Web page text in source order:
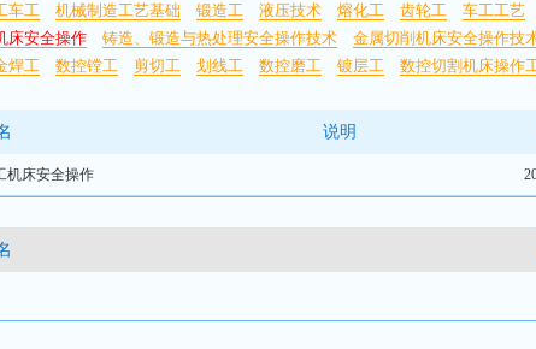
车工
机械制造工艺基础 锻造工 液压技术 熔化工 齿轮工 车工工艺
床安全操作
铸造、锻造与热处理安全操作技术 金属切削机床安全操作技
焊工
数控镗工 剪切工 划线工 数控磨工 镀层工 数控切割机床操作
说明
机床安全操作